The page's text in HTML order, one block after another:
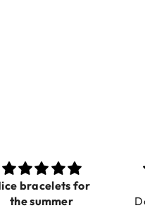
Prachtig
De ring is zo mooi.